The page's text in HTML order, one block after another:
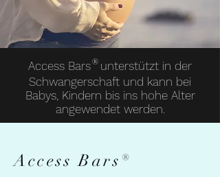
Access Bars® unterstützt in der
Schwangerschaft und kann bei
Babys, Kindern bis ins hohe Alter
angewendet werden.
Access Bars®